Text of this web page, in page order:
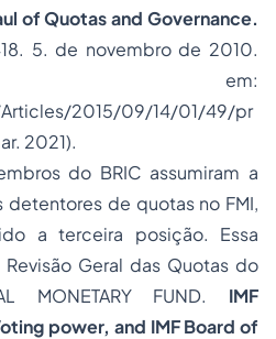
of Quotas and Governance.
5. de novembro de 2010.
em:
2015/09/14/01/49/pr
2021).
do BRIC assumiram a
de quotas no FMI,
a terceira posição. Essa
Geral das Quotas do
MONETARY FUND. IMF
power, and IMF Board of